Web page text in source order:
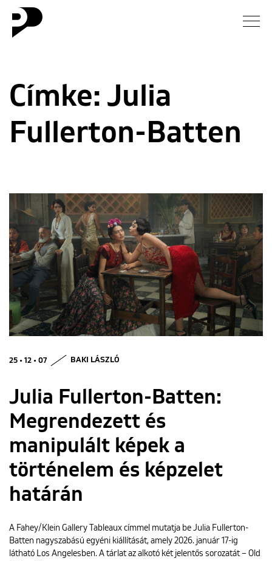
Galéria
Interjú
Rólunk
ENGLISH
Címke: Julia
Fullerton-Batten
25 • 12 • 07 BAKI LÁSZLÓ
Julia Fullerton-Batten:
Megrendezett és
manipulált képek a
történelem és képzelet
határán
A Fahey/Klein Gallery Tableaux címmel mutatja be Julia Fullerton-
Batten nagyszabású egyéni kiállítását, amely 2026. január 17-ig
látható Los Angelesben. A tárlat az alkotó két jelentős sorozatát – Old